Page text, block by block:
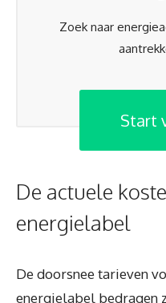
Zoek naar
Start
De actuele
energielabel
De doorsnee tarieven
energielabel bedragen